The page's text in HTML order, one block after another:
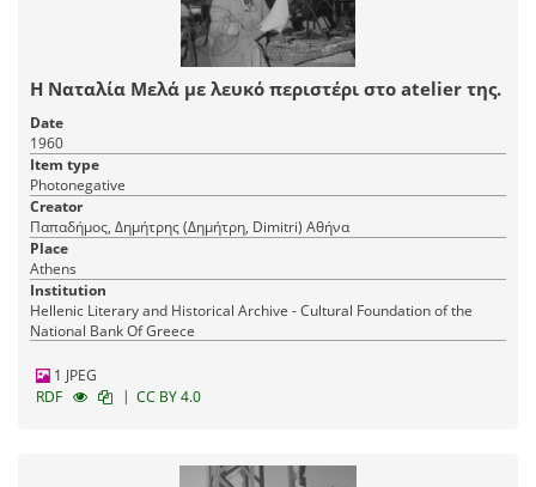
Η Ναταλία Μελά με λευκό περιστέρι στο atelier της.
Date
1960
Item type
Photonegative
Creator
Παπαδήμος, Δημήτρης (Δημήτρη, Dimitri) Αθήνα
Place
Athens
Institution
Hellenic Literary and Historical Archive - Cultural Foundation of the
National Bank Of Greece
1 JPEG
RDF
| CC BY 4.0